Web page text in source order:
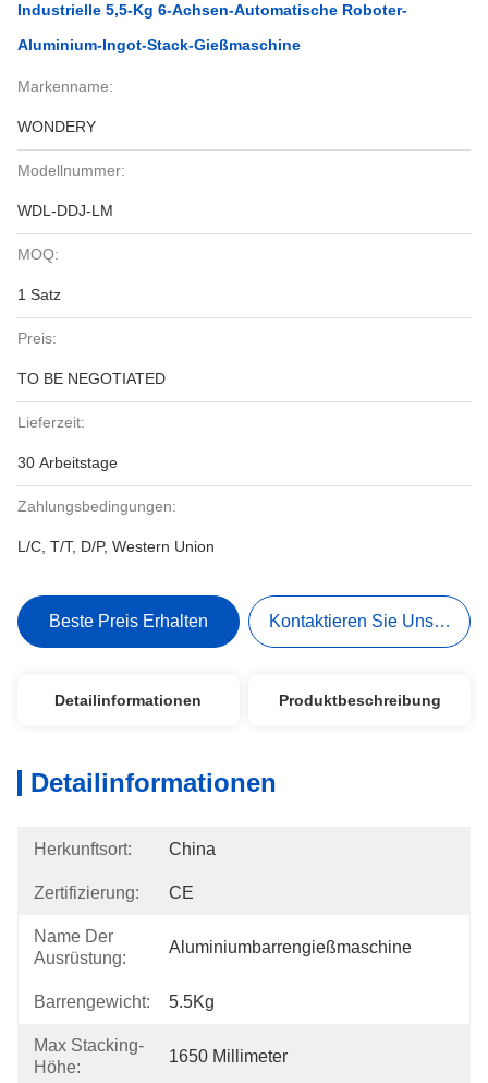
Industrielle 5,5-Kg 6-Achsen-Automatische Roboter-
Aluminium-Ingot-Stack-Gießmaschine
Markenname:
WONDERY
Modellnummer:
WDL-DDJ-LM
MOQ:
1 Satz
Preis:
TO BE NEGOTIATED
Lieferzeit:
30 Arbeitstage
Zahlungsbedingungen:
L/C, T/T, D/P, Western Union
Beste Preis Erhalten Kontaktieren Sie Uns Jetzt
Detailinformationen Produktbeschreibung
Detailinformationen
Herkunftsort: China
Zertifizierung: CE
Name Der
Ausrüstung:
Aluminiumbarrengießmaschine
Barrengewicht: 5.5Kg
Max Stacking-
Höhe:
1650 Millimeter